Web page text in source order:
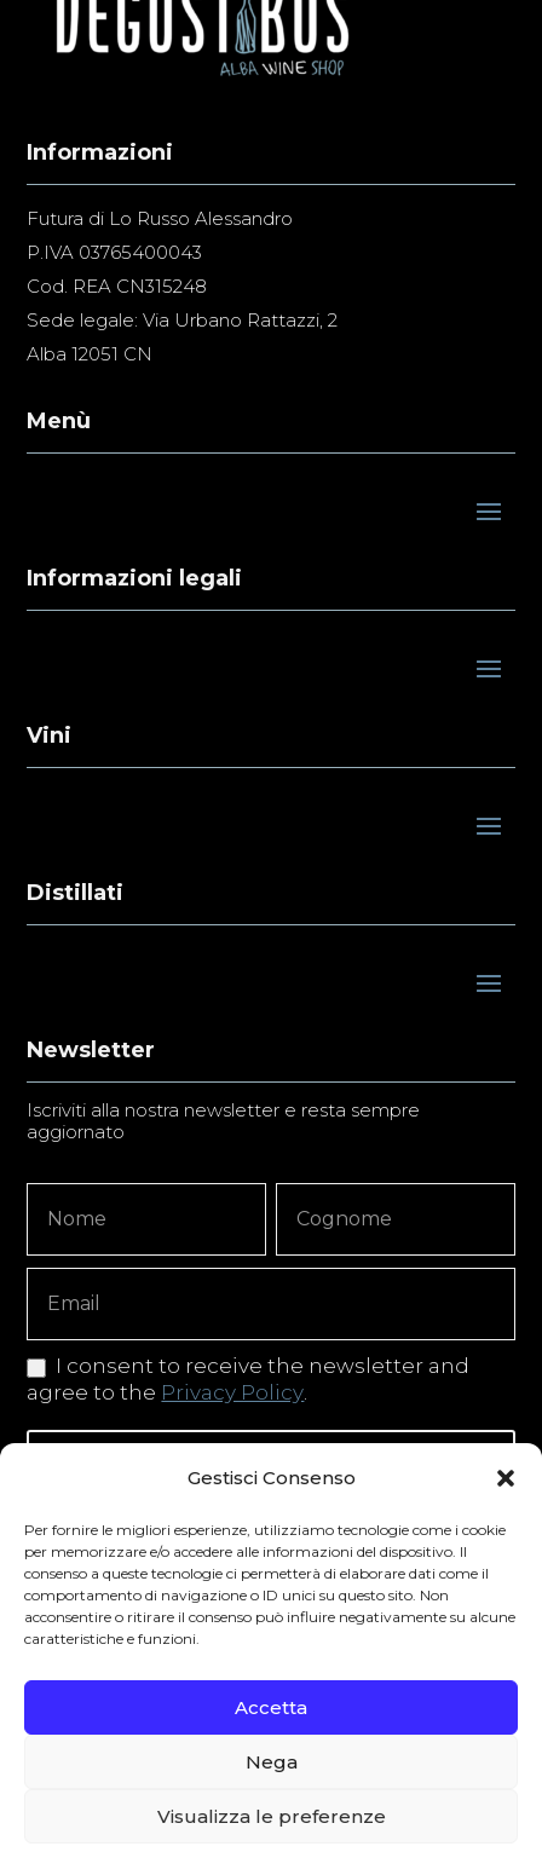
Gestisci Consenso
Per fornire le migliori esperienze, utilizziamo tecnologie come i cookie
per memorizzare e/o accedere alle informazioni del dispositivo. Il
consenso a queste tecnologie ci permetterà di elaborare dati come il
comportamento di navigazione o ID unici su questo sito. Non
acconsentire o ritirare il consenso può influire negativamente su alcune
caratteristiche e funzioni.
Accetta
Nega
Visualizza le preferenze
Informazioni
Futura di Lo Russo Alessandro
P.IVA 03765400043
Cod. REA CN315248
Sede legale: Via Urbano Rattazzi, 2
Alba 12051 CN
Menù
Informazioni legali
Vini
Distillati
Newsletter
Iscriviti alla nostra newsletter e resta sempre
aggiornato
Signup
Copy
I consent to receive the newsletter and
agree to the Privacy Policy.
Iscriviti alla newsletter
Degustibus invita al consumo responsabile.
La vendita di bevande alcoliche è vietata ai
Paese di residenza. L’abuso di alcol è
pericoloso per la salute.